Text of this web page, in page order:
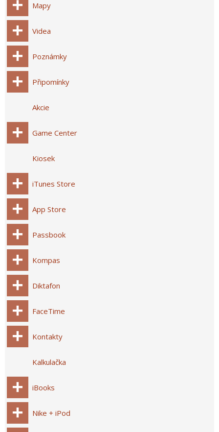
Mapy
Videa
Poznámky
Připomínky
Akcie
Game Center
Kiosek
iTunes Store
App Store
Passbook
Kompas
Diktafon
FaceTime
Kontakty
Kalkulačka
iBooks
Nike + iPod